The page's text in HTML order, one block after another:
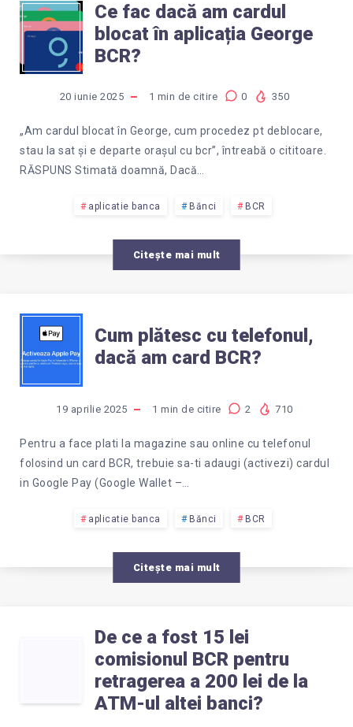
CE
FAC
DACĂ
AM
CARDUL
BLOCAT
ÎN
APLICAȚIA
GEORGE
BCR?
Ce fac dacă am cardul
blocat în aplicația George
BCR?
20 iunie 2025 1 min de citire 0 350
„Am cardul blocat în George, cum procedez pt deblocare,
stau la sat și e departe orașul cu bcr”, întreabă o cititoare.
RĂSPUNS Stimată doamnă, Dacă…
aplicatie banca Bănci BCR
Citește mai mult
CUM
PLĂTESC
CU
TELEFONUL,
DACĂ
CARD
Cum plătesc cu telefonul,
dacă am card BCR?
19 aprilie 2025 1 min de citire 2 710
Pentru a face plati la magazine sau online cu telefonul
folosind un card BCR, trebuie sa-ti adaugi (activezi) cardul
in Google Pay (Google Wallet –…
aplicatie banca Bănci BCR
Citește mai mult
CE
De ce a fost 15 lei
comisionul BCR pentru
retragerea a 200 lei de la
ATM-ul altei banci?